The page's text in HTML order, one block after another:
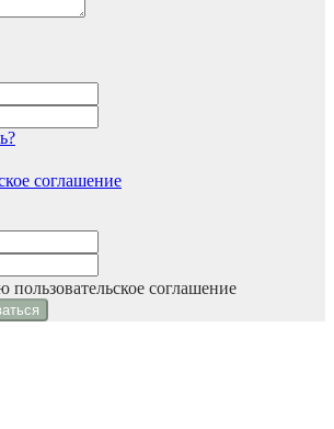
соглашение
пользовательское соглашение